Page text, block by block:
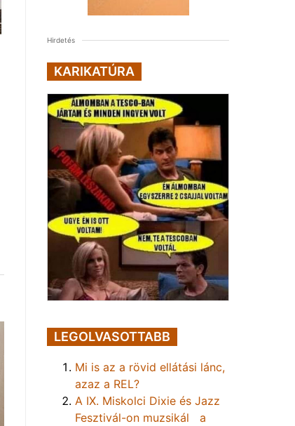
Hirdetés
KARIKATÚRA
LEGOLVASOTTABB
Mi is az a rövid ellátási lánc,
azaz a REL?
A IX. Miskolci Dixie és Jazz
Fesztivál-on muzsikál a